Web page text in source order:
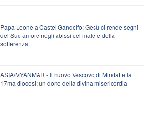
Papa Leone a Castel Gandolfo: Gesù ci rende segni
del Suo amore negli abissi del male e della
sofferenza
ASIA/MYANMAR - Il nuovo Vescovo di Mindat e la
17ma diocesi: un dono della divina misericordia